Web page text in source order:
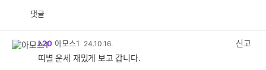
댓글
L20 아모스1 24.10.16.
신고
띠별 운세 재밌게 보고 갑니다.